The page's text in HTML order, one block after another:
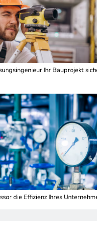
Ihr Bauprojekt
die Effizienz Ihres